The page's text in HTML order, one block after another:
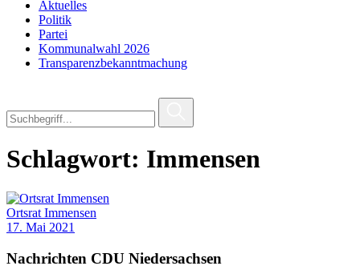
Aktuelles
Politik
Partei
Kommunalwahl 2026
Transparenzbekanntmachung
Schlagwort: Immensen
Ortsrat Immensen
17. Mai 2021
Nachrichten CDU Niedersachsen